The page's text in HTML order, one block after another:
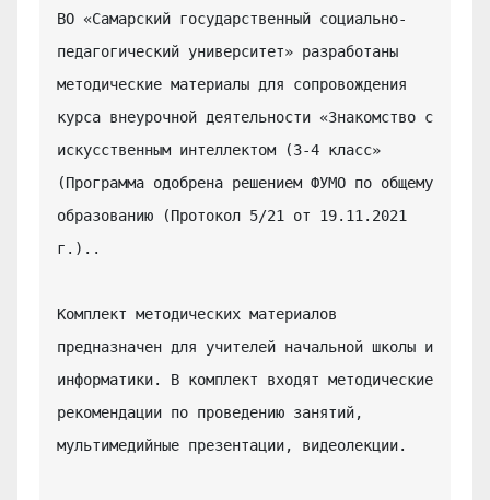
ВО «Самарский государственный социально-
педагогический университет» разработаны
методические материалы для сопровождения
курса внеурочной деятельности «Знакомство с
искусственным интеллектом (3-4 класс»
(Программа одобрена решением ФУМО по общему
образованию (Протокол 5/21 от 19.11.2021
г.)..
Комплект методических материалов
предназначен для учителей начальной школы и
информатики. В комплект входят методические
рекомендации по проведению занятий,
мультимедийные презентации, видеолекции.